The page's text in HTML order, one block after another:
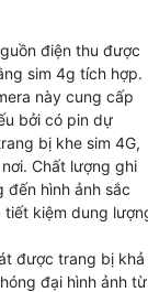
lưu dữ liệu và
điện thu được
sim 4g tích hợp.
này cung cấp
bởi có pin dự
bị khe sim 4G,
Chất lượng ghi
đến hình ảnh sắc
tiết kiệm dung
được trang bị khả
đại hình ảnh từ